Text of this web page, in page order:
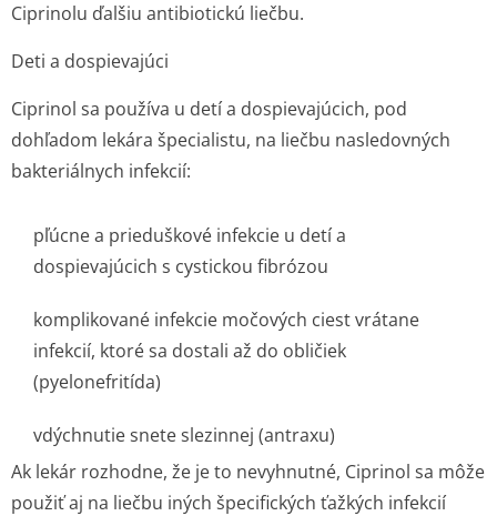
Ciprinolu ďalšiu antibiotickú liečbu.
Deti a dospievajúci
Ciprinol sa používa u detí a dospievajúcich, pod
dohľadom lekára špecialistu, na liečbu nasledovných
bakteriálnych infekcií:
pľúcne a prieduškové infekcie u detí a
dospievajúcich s cystickou fibrózou
komplikované infekcie močových ciest vrátane
infekcií, ktoré sa dostali až do obličiek
(pyelonefritída)
vdýchnutie snete slezinnej (antraxu)
Ak lekár rozhodne, že je to nevyhnutné, Ciprinol sa môže
použiť aj na liečbu iných špecifických ťažkých infekcií